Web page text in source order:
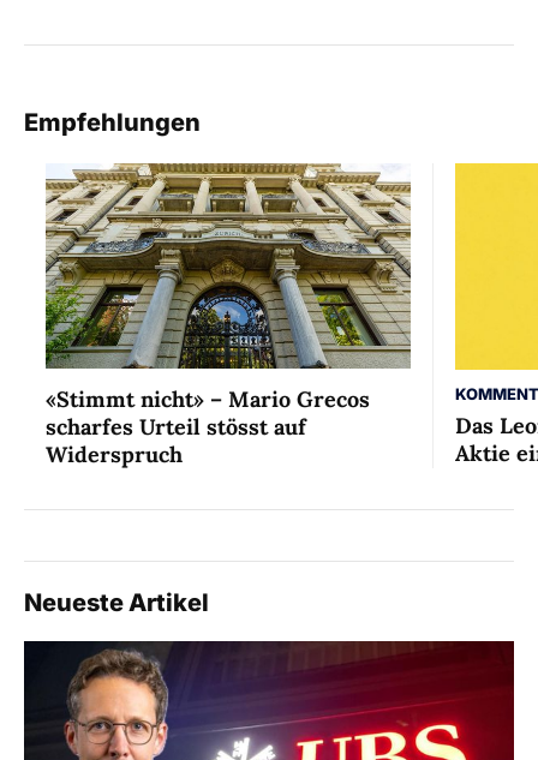
Empfehlungen
«Stimmt nicht» – Mario Grecos
scharfes Urteil stösst auf
Widerspruch
Das
Aktie
Neueste Artikel